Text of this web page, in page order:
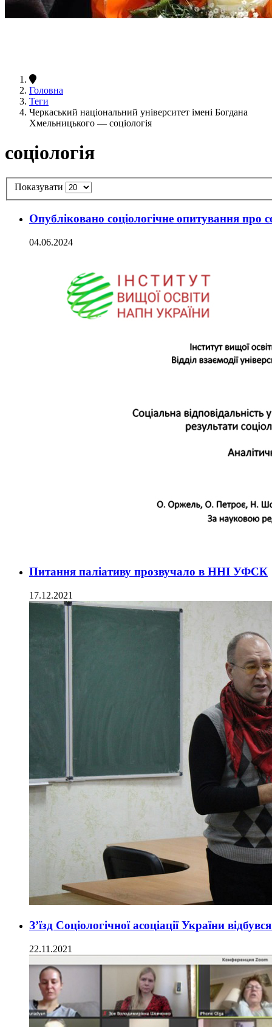
Головна
Теги
Черкаський національний університет імені Богдана
Хмельницького — соціологія
соціологія
Показувати
Опубліковано соціологічне опитування про
04.06.2024
Питання паліативу прозвучало в ННІ УФСК
17.12.2021
З’їзд Соціологічної асоціації України
22.11.2021